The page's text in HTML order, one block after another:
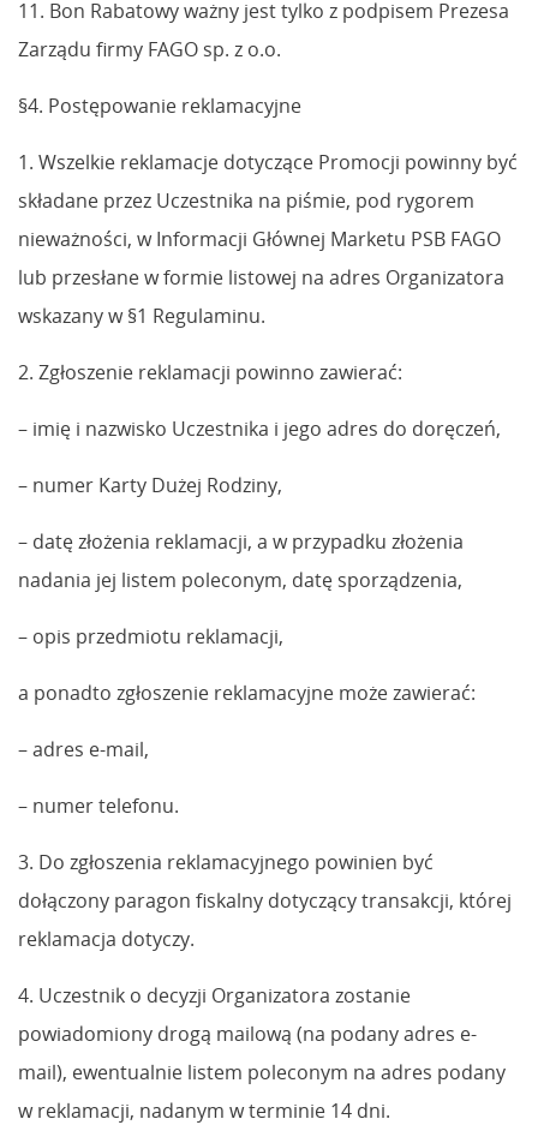
11. Bon Rabatowy ważny jest tylko z podpisem Prezesa
Zarządu firmy FAGO sp. z o.o.
§4. Postępowanie reklamacyjne
1. Wszelkie reklamacje dotyczące Promocji powinny być
składane przez Uczestnika na piśmie, pod rygorem
nieważności, w Informacji Głównej Marketu PSB FAGO
lub przesłane w formie listowej na adres Organizatora
wskazany w §1 Regulaminu.
2. Zgłoszenie reklamacji powinno zawierać:
– imię i nazwisko Uczestnika i jego adres do doręczeń,
– numer Karty Dużej Rodziny,
– datę złożenia reklamacji, a w przypadku złożenia
nadania jej listem poleconym, datę sporządzenia,
– opis przedmiotu reklamacji,
a ponadto zgłoszenie reklamacyjne może zawierać:
– adres e-mail,
– numer telefonu.
3. Do zgłoszenia reklamacyjnego powinien być
dołączony paragon fiskalny dotyczący transakcji, której
reklamacja dotyczy.
4. Uczestnik o decyzji Organizatora zostanie
powiadomiony drogą mailową (na podany adres e-
mail), ewentualnie listem poleconym na adres podany
w reklamacji, nadanym w terminie 14 dni.